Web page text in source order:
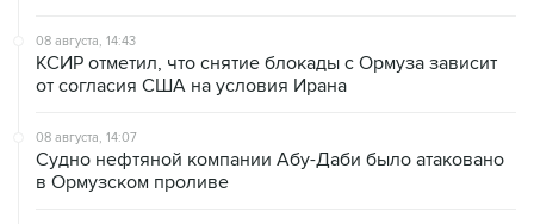
08 августа, 14:43
КСИР отметил, что снятие блокады с Ормуза зависит
от согласия США на условия Ирана
08 августа, 14:07
Судно нефтяной компании Абу-Даби было атаковано
в Ормузском проливе